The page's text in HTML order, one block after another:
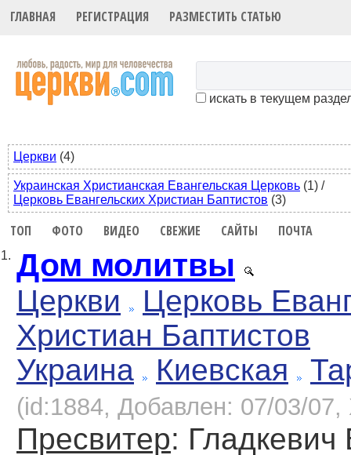
ГЛАВНАЯ РЕГИСТРАЦИЯ РАЗМЕСТИТЬ СТАТЬЮ
искать в текущем
Церкви (4)
Украинская Христианская Евангельская Церковь (1) /
Церковь Евангельских Христиан Баптистов (3)
ТОП ФОТО ВИДЕО СВЕЖИЕ САЙТЫ ПОЧТА
1. Дом молитвы
Церкви
Церковь
Христиан Баптистов
Украина
Киевская
(id:1884, Добавлен: 07/03/07,
Пресвитер: Гладкевич